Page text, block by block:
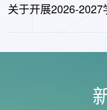
关于开展2026-